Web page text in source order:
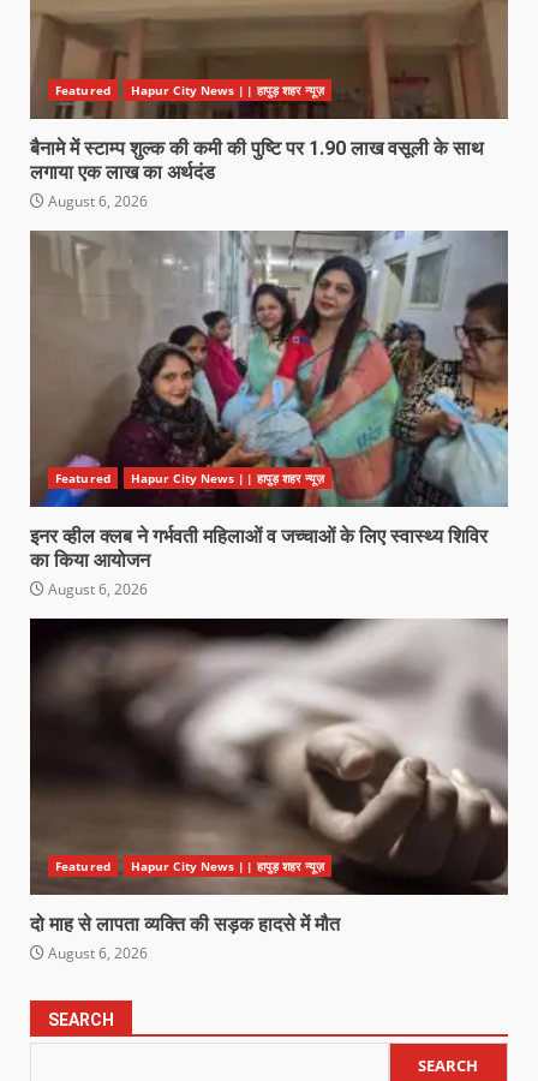
Featured Hapur City News || हापुड़ शहर न्यूज़
बैनामे में स्टाम्प शुल्क की कमी की पुष्टि पर 1.90 लाख वसूली के साथ
लगाया एक लाख का अर्थदंड
August 6, 2026
Featured Hapur City News || हापुड़ शहर न्यूज़
इनर व्हील क्लब ने गर्भवती महिलाओं व जच्चाओं के लिए स्वास्थ्य शिविर
का किया आयोजन
August 6, 2026
Featured Hapur City News || हापुड़ शहर न्यूज़
दो माह से लापता व्यक्ति की सड़क हादसे में मौत
August 6, 2026
SEARCH
SEARCH